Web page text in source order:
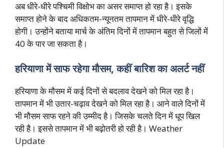
अब धीरे-धीरे पश्चिमी विक्षोभ का असर समाप्त हो रहा है। इसके
समाप्त होने के बाद अधिकतम-न्यूनतम तापमान में धीरे-धीरे वृद्धि
होगी। उन्होंने बताया मार्च के अंतिम दिनों में तापमान बहुत से जिलों में
40 के पार जा सकता है।
हरियाणा में साफ रहेगा मौसम, कहीं बारिश का अलर्ट नहीं
हरियाणा के मौसम में कई दिनों से बदलाव देखने को मिल रहा है।
तापमान में भी उतार-चढ़ाव देखने को मिल रहा है। आने वाले दिनों में
भी मौसम साफ रहने की उम्मीद है। जिसके चलते दिन में धूप खिल
रही है। इससे तापमान में भी बढ़ोतरी हो रही है। Weather
Update